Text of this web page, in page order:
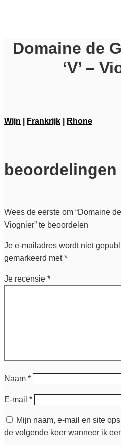
Domaine de
‘V’ –
Wijn Frankrijk Rhone
beoordelingen
Wees de eerste om “Domaine
Viognier” te beoordelen
Je e-mailadres wordt niet
gemarkeerd met*
Je recensie *
Naam *
E-mail *
Mijn naam, e-mail en site
de volgende keer wanneer ik